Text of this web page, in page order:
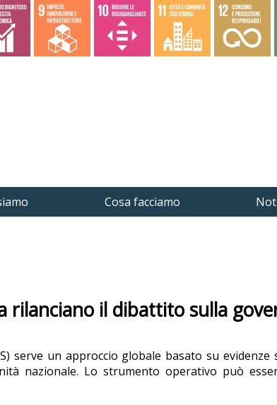
Cosa facciamo
rilanciano il dibattito sulla
serve un approccio globale basato su evidenze
nazionale. Lo strumento operativo può